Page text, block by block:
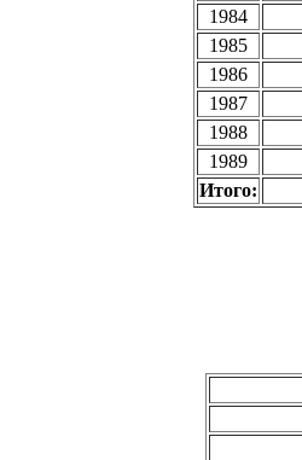
1984
1985
1986
1987
1988
1989
Итого: